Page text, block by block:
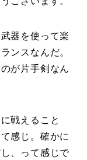
器を使って楽
ンスなんだ。
が片手剣なん
戦えること
感じ。確かに
、って感じで